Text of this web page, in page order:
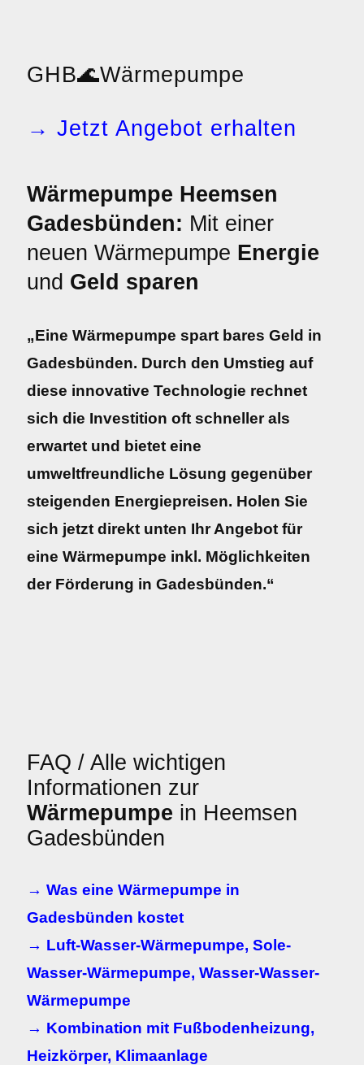
GHB🌊Wärmepumpe
→ Jetzt Angebot erhalten
Wärmepumpe Heemsen
Gadesbünden: Mit einer
neuen Wärmepumpe Energie
und Geld sparen
„Eine Wärmepumpe spart bares Geld in
Gadesbünden. Durch den Umstieg auf
diese innovative Technologie rechnet
sich die Investition oft schneller als
erwartet und bietet eine
umweltfreundliche Lösung gegenüber
steigenden Energiepreisen. Holen Sie
sich jetzt direkt unten Ihr Angebot für
eine Wärmepumpe inkl. Möglichkeiten
der Förderung in Gadesbünden.“
FAQ / Alle wichtigen
Informationen zur
Wärmepumpe in Heemsen
Gadesbünden
→ Was eine Wärmepumpe in
Gadesbünden kostet
→ Luft-Wasser-Wärmepumpe, Sole-
Wasser-Wärmepumpe, Wasser-Wasser-
Wärmepumpe
→ Kombination mit Fußbodenheizung,
Heizkörper, Klimaanlage